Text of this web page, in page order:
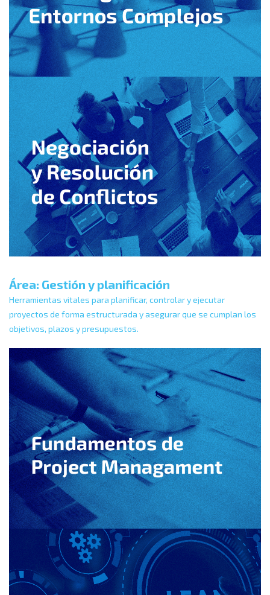
Área: Gestión y planificación
Herramientas vitales para planificar, controlar y ejecutar
proyectos de forma estructurada y asegurar que se cumplan los
objetivos, plazos y presupuestos.